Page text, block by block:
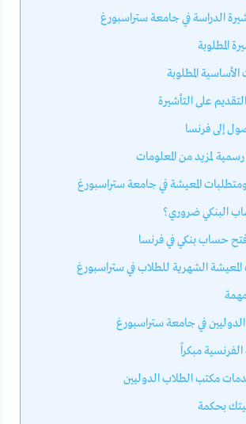
الدراسة في جامعة ستراسبورغ
المطلوبة
الأساسية المطلوبة
على التأشيرة
إلى فرنسا
لمزيد من المعلومات
المعيشة في جامعة ستراسبورغ
البنكي ضروري؟
حساب بنكي في فرنسا
المعيشة الشهرية للطلاب في ستراسبورغ
في جامعة ستراسبورغ